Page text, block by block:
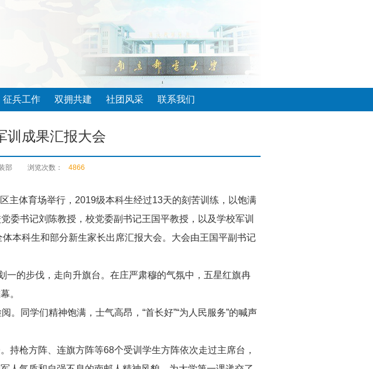
征兵工作 双拥共建 社团风采 联系我们
训成果汇报大会
部 浏览次数： 4866
主体育场举行，2019级本科生经过13天的刻苦训练，以饱满
委书记刘陈教授，校党委副书记王国平教授，以及学校军训
本科生和部分新生家长出席汇报大会。大会由王国平副书记
的步伐，走向升旗台。在庄严肃穆的气氛中，五星红旗冉
。
同学们精神饱满，士气高昂，“首长好”“为人民服务”的喊声
持枪方阵、连旗方阵等68个受训学生方阵依次走过主席台，